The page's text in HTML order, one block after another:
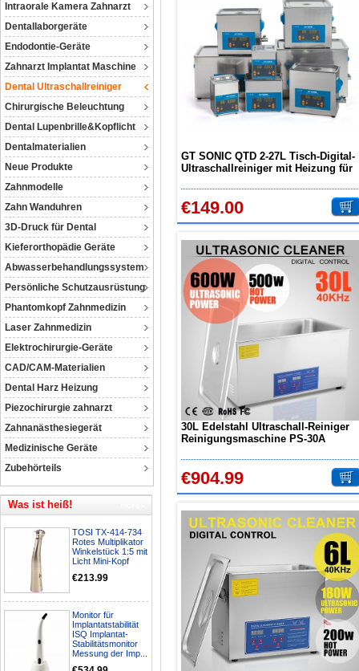
Intraorale Kamera Zahnarzt
Dentallaborgeräte
Endodontie-Geräte
Zahnarzt Implantat Maschine
Dental Ultraschallreiniger
Chirurgische Beleuchtung
Dental Lupenbrille&Kopflicht
Dentalmaterialien
Neue Produkte
Zahnmodelle
Zahn Wanduhren
3D-Druck für Dental
Kieferorthopädie Geräte
Abwasserbehandlungssystem
Persönliche Schutzausrüstung
Phantomkopf Zahnmedizin
Laser Zahnmedizin
Elektrochirurgie-Geräte
CAD/CAM-Materialien
Dental Harz Heizung
Piezochirurgie zahnarzt
Zahnanästhesiegerät
Medizinische Geräte
Zubehörteils
Was ist heiß!
TOSI TX-414-734
Rotes Multiplikator
Winkelstück 1:5 mit
Licht Mini-Kopf
€213.99
Monitor für
Implantatstabilität
ISQ Implantat-
Stabilitätsmonitor
Messung der Imp...
GT SONIC QTD 2-27L Tisch-Digital-
Ultraschallreiniger mit Heizung für
€149.00
30L Edelstahl Ultraschall-Reiniger
Reinigungsmaschine PS-30A
€904.99